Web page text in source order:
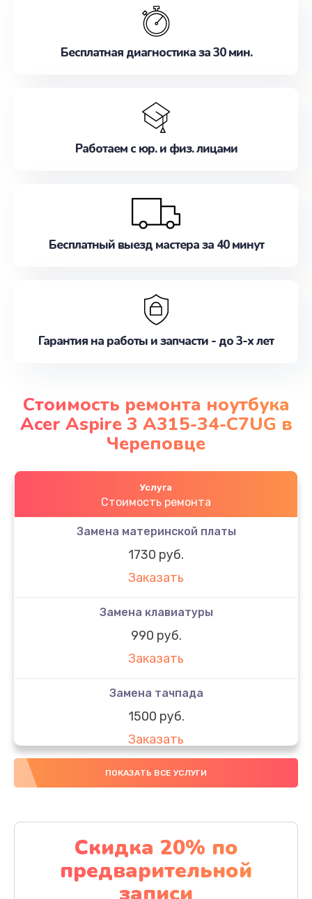
наилучшим образом. Не медлите записаться на
Бесплатная диагностика за 30 мин.
Работаем с юр. и физ. лицами
Бесплатный выезд мастера за 40 минут
Гарантия на работы и запчасти - до 3-х лет
Стоимость ремонта ноутбука
Acer Aspire 3 A315-34-C7UG в
Череповце
Услуга
Стоимость ремонта
Замена материнской платы
1730 руб.
Заказать
Замена клавиатуры
990 руб.
Заказать
Замена тачпада
1500 руб.
Заказать
Замена южного моста
Заказать
Чистка от пыли
1060 руб.
ПОКАЗАТЬ ВСЕ УСЛУГИ
Скидка 20% по
предварительной